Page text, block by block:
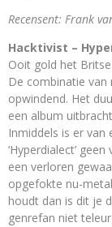
Recensent: Frank
Hacktivist –
Ooit gold het
De combinatie
opwindend. Het
een album
Inmiddels is er van
‘Hyperdialect’
een verloren
opgefokte nu-
houdt dan is dit je
genrefan niet